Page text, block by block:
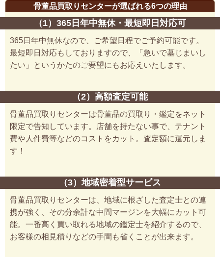
骨董品買取りセンターが選ばれる6つの理由
（1）365日年中無休・最短即日対応可
365日年中無休なので、ご希望日程でご予約可能です。
最短即日対応もしておりますので、「急いで墓じまいし
たい」というかたのご要望にもお応えいたします。
（2）高額査定可能
骨董品買取りセンターは骨董品の買取り・鑑定をネット
限定で告知しています。店舗を持たない事で、テナント
費や人件費等などのコストをカット。査定額に還元しま
す！
（3）地域密着型サービス
骨董品買取りセンターは、地域に根ざした査定士との連
携が強く、その分余計な中間マージンを大幅にカット可
能。一番高く買い取れる地域の鑑定士を紹介するので、
お客様の相見積りなどの手間も省くことが出来ます。